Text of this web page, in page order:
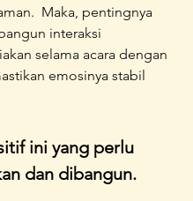
Maka, pentingnya
interaksi
selama acara dengan
emosinya stabil
ini yang perlu
dan dibangun.